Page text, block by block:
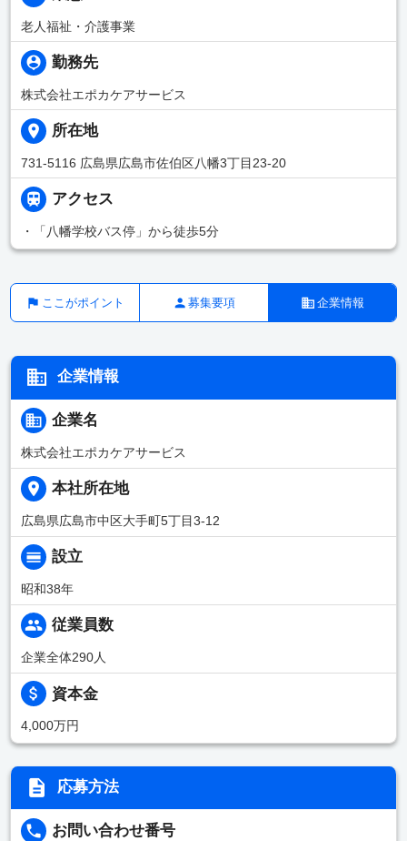
老人福祉・介護事業
勤務先
株式会社エポカケアサービス
所在地
731-5116 広島県広島市佐伯区八幡3丁目23-20
アクセス
・「八幡学校バス停」から徒歩5分
ここがポイント 募集要項 企業情報
企業情報
企業名
株式会社エポカケアサービス
本社所在地
広島県広島市中区大手町5丁目3-12
設立
昭和38年
従業員数
企業全体290人
資本金
4,000万円
応募方法
お問い合わせ番号